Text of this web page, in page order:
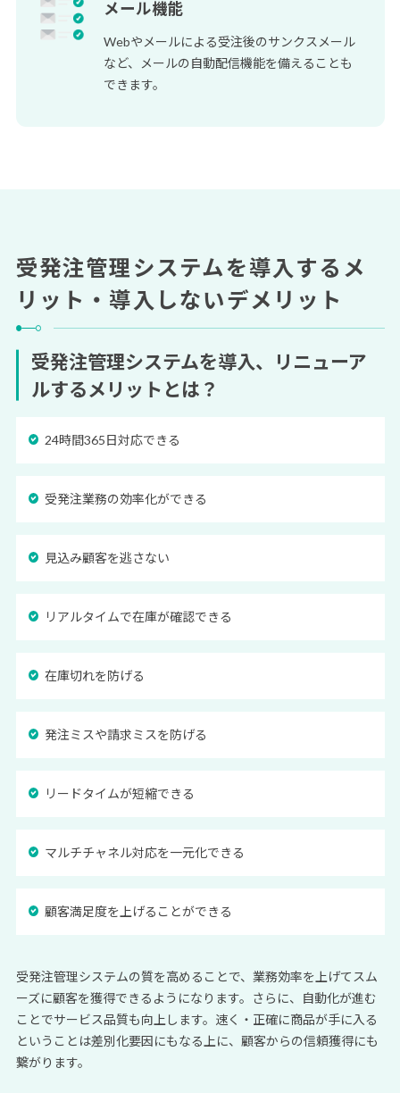
メール機能
Webやメールによる受注後のサンクスメール
など、メールの自動配信機能を備えることも
できます。
受発注管理システムを導入するメ
リット・導入しないデメリット
受発注管理システムを導入、リニューア
ルするメリット とは？
24時間365日対応できる
受発注業務の効率化ができる
見込み顧客を逃さない
リアルタイムで在庫が確認できる
在庫切れを防げる
発注ミスや請求ミスを防げる
リードタイムが短縮できる
マルチチャネル対応を一元化できる
顧客満足度を上げることができる
受発注管理システムの質を高めることで、業務効率を上げてスム
ーズに顧客を獲得できるようになります。さらに、自動化が進む
ことでサービス品質も向上します。速く・正確に商品が手に入る
ということは差別化要因にもなる上に、顧客からの信頼獲得にも
繋がります。